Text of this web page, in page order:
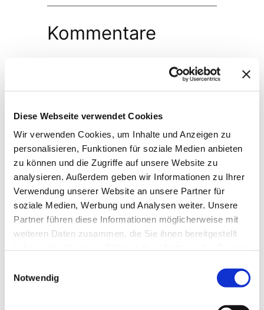
Diese Webseite verwendet Cookies
Wir verwenden Cookies, um Inhalte und Anzeigen zu
personalisieren, Funktionen für soziale Medien anbieten
zu können und die Zugriffe auf unsere Website zu
analysieren. Außerdem geben wir Informationen zu Ihrer
Verwendung unserer Website an unsere Partner für
soziale Medien, Werbung und Analysen weiter. Unsere
Partner führen diese Informationen möglicherweise mit
weiteren Daten zusammen, die Sie ihnen bereitgestellt
Notwendig
Kommentare
„Announcing: ThinkPHP
23. Juni 2005
ThinkPHP und der Hanser Verlag
haben am Rande des LinuxTags
vereinbart, eine jährliche Buchreihe
zum Thema PHP im
Unternehmenseinsatz
im ersten Buch der Reihe